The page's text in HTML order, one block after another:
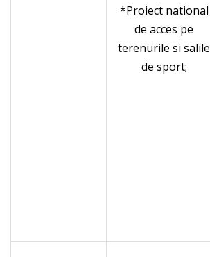
*Proiect national
de acces pe
terenurile si salile
de sport;